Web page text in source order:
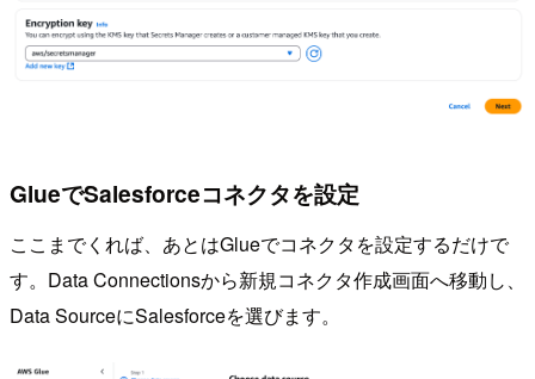
GlueでSalesforceコネクタを設定
ここまでくれば、あとはGlueでコネクタを設定するだけで
す。Data Connectionsから新規コネクタ作成画面へ移動し、
Data SourceにSalesforceを選びます。